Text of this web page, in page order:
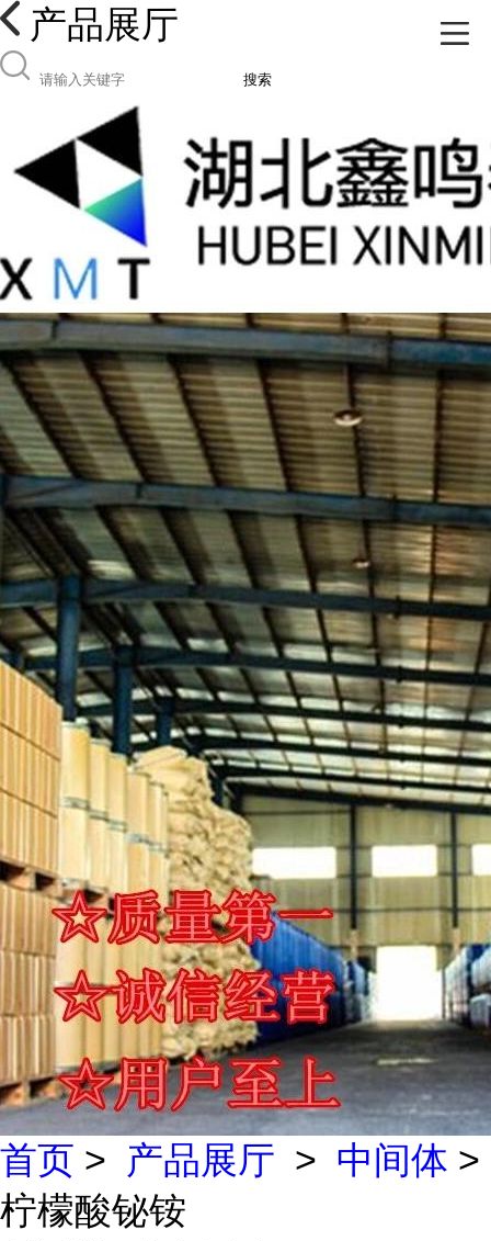
产品展厅
搜索
首页 > 产品展厅 > 中间体 >
柠檬酸铋铵